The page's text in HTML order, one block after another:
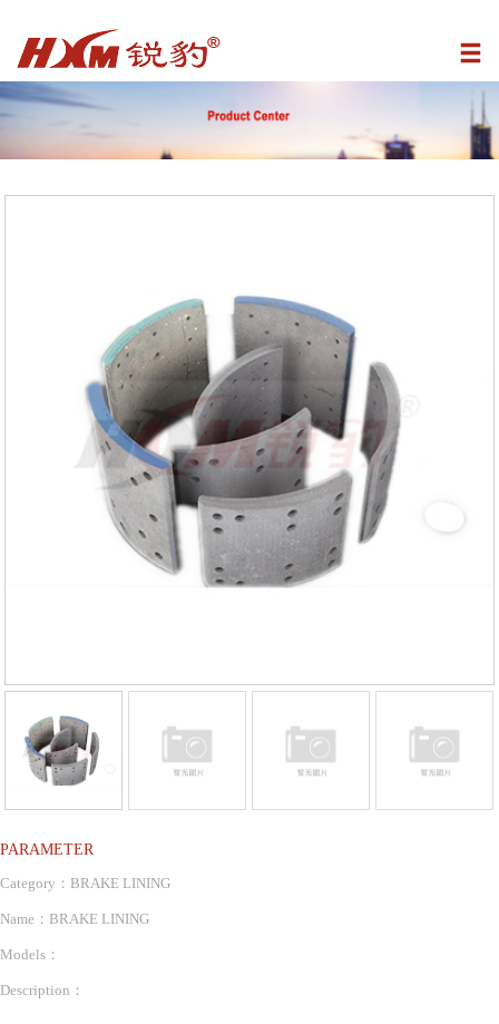
PARAMETER
Category：BRAKE LINING
Name：BRAKE LINING
Models：
Description：